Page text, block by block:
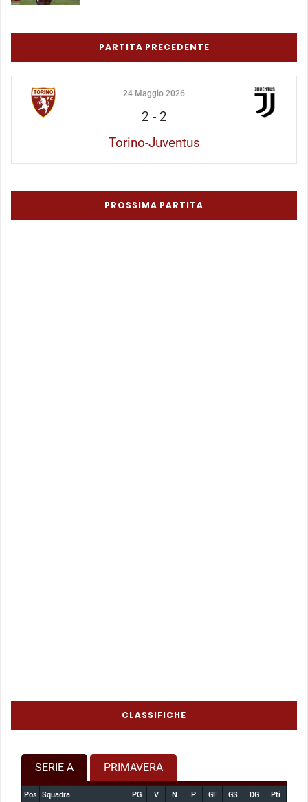
PARTITA PRECEDENTE
24 Maggio 2026
2 - 2
Torino-Juventus
PROSSIMA PARTITA
CLASSIFICHE
SERIE A PRIMAVERA
Pos Squadra PG V N P GF GS DG Pti